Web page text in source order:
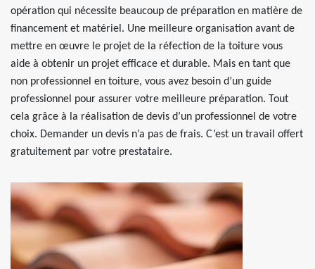
opération qui nécessite beaucoup de préparation en matière de
financement et matériel. Une meilleure organisation avant de
mettre en œuvre le projet de la réfection de la toiture vous
aide à obtenir un projet efficace et durable. Mais en tant que
non professionnel en toiture, vous avez besoin d’un guide
professionnel pour assurer votre meilleure préparation. Tout
cela grâce à la réalisation de devis d’un professionnel de votre
choix. Demander un devis n’a pas de frais. C’est un travail offert
gratuitement par votre prestataire.